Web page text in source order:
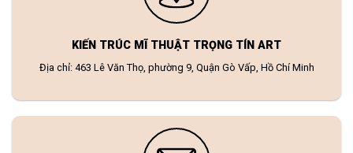
KIẾN TRÚC MĨ THUẬT TRỌNG TÍN ART
Địa chỉ: 463 Lê Văn Thọ, phường 9, Quận Gò Vấp, Hồ Chí Minh